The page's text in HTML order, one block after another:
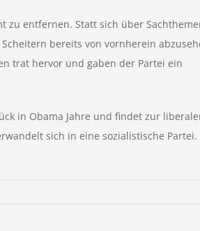
zu entfernen. Statt sich über
bereits von vornherein
trat hervor und gaben der Partei ein
in Obama Jahre und findet zur
sich in eine sozialistische Partei.